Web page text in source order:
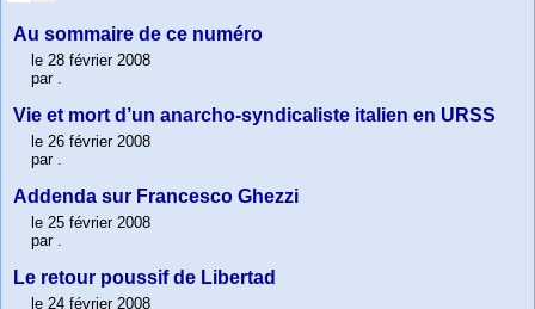
Au sommaire de ce numéro
le 28 février 2008
par .
Vie et mort d’un anarcho-syndicaliste italien en URSS
le 26 février 2008
par .
Addenda sur Francesco Ghezzi
le 25 février 2008
par .
Le retour poussif de Libertad
le 24 février 2008